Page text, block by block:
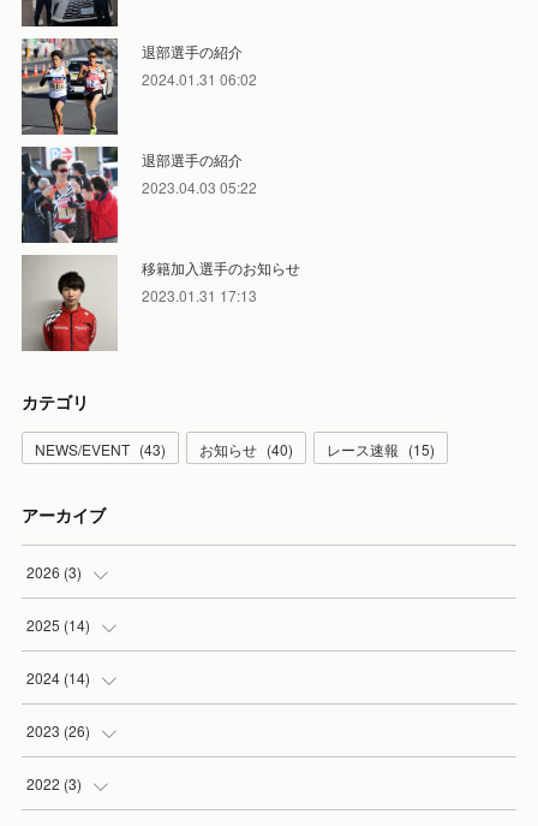
退部選手の紹介
2024.01.31 06:02
退部選手の紹介
2023.04.03 05:22
移籍加入選手のお知らせ
2023.01.31 17:13
カテゴリ
NEWS/EVENT (43) お知らせ (40) レース速報 (15)
アーカイブ
2026 (3)
(2
(1
2025 (14)
(3
(3
(
2024 (14)
(2
( )
2023 (26)
( )
2022 (3)